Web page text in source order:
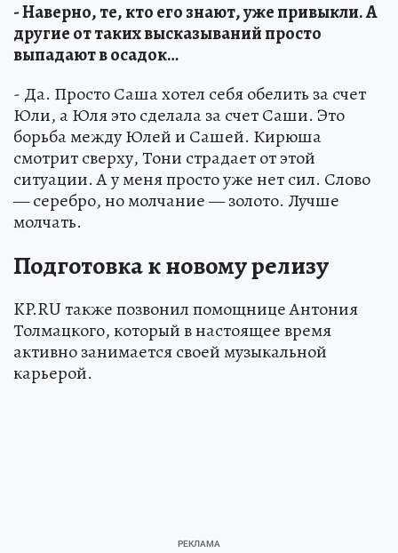
- Наверно, те, кто его знают, уже привыкли. А
другие от таких высказываний просто
выпадают в осадок…
- Да. Просто Саша хотел себя обелить за счет
Юли, а Юля это сделала за счет Саши. Это
борьба между Юлей и Сашей. Кирюша
смотрит сверху, Тони страдает от этой
ситуации. А у меня просто уже нет сил. Слово
— серебро, но молчание — золото. Лучше
молчать.
Подготовка к новому релизу
KP.RU также позвонил помощнице Антония
Толмацкого, который в настоящее время
активно занимается своей музыкальной
карьерой.